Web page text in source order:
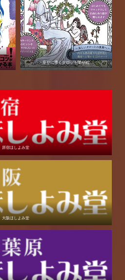
幸せに導くタロット塗り絵
原宿ほしよみ堂
大阪ほしよみ堂